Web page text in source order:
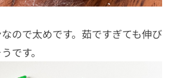
ので太めです。茹ですぎても伸び
です。